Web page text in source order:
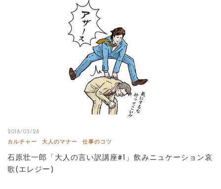
2018/03/28
カルチャー
大人のマナー 仕事のコツ
石原壮一郎「大人の言い訳講座#1」飲みニュケーション哀
歌(エレジー)
サイトマップ